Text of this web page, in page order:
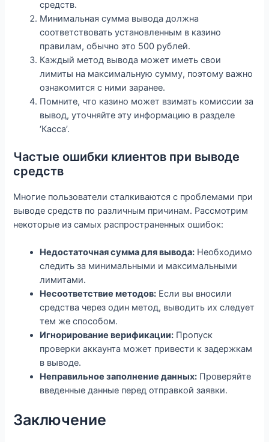
средств.
Минимальная сумма вывода должна
соответствовать установленным в казино
правилам, обычно это 500 рублей.
Каждый метод вывода может иметь свои
лимиты на максимальную сумму, поэтому важно
ознакомится с ними заранее.
Помните, что казино может взимать комиссии за
вывод, уточняйте эту информацию в разделе
‘Касса’.
Частые ошибки клиентов при выводе
средств
Многие пользователи сталкиваются с проблемами при
выводе средств по различным причинам. Рассмотрим
некоторые из самых распространенных ошибок:
Недостаточная сумма для вывода: Необходимо
следить за минимальными и максимальными
лимитами.
Несоответствие методов: Если вы вносили
средства через один метод, выводить их следует
тем же способом.
Игнорирование верификации: Пропуск
проверки аккаунта может привести к задержкам
в выводе.
Неправильное заполнение данных: Проверяйте
введенные данные перед отправкой заявки.
Заключение